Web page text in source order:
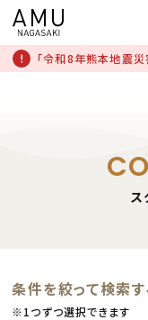
「令和8年熊本地震
ス
条件を絞って検索
※1つずつ選択できます